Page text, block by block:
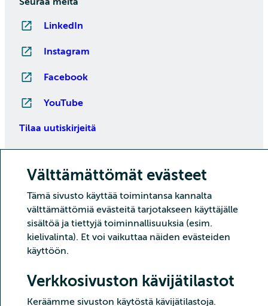
Välttämättömät evästeet
Tämä sivusto käyttää toimintansa kannalta
välttämättömiä evästeitä tarjotakseen käyttäjälle
sisältöä ja tiettyjä toiminnallisuuksia (esim.
kielivalinta). Et voi vaikuttaa näiden evästeiden
käyttöön.
Verkkosivuston kävijätilastot
Keräämme sivuston käytöstä kävijätilastoja.
LinkedIn
Instagram
Facebook
YouTube
Tilaa uutiskirjeitä
Copyright CSC – Tieteen tietotekniikan keskus Oy
Saavutettavuusseloste